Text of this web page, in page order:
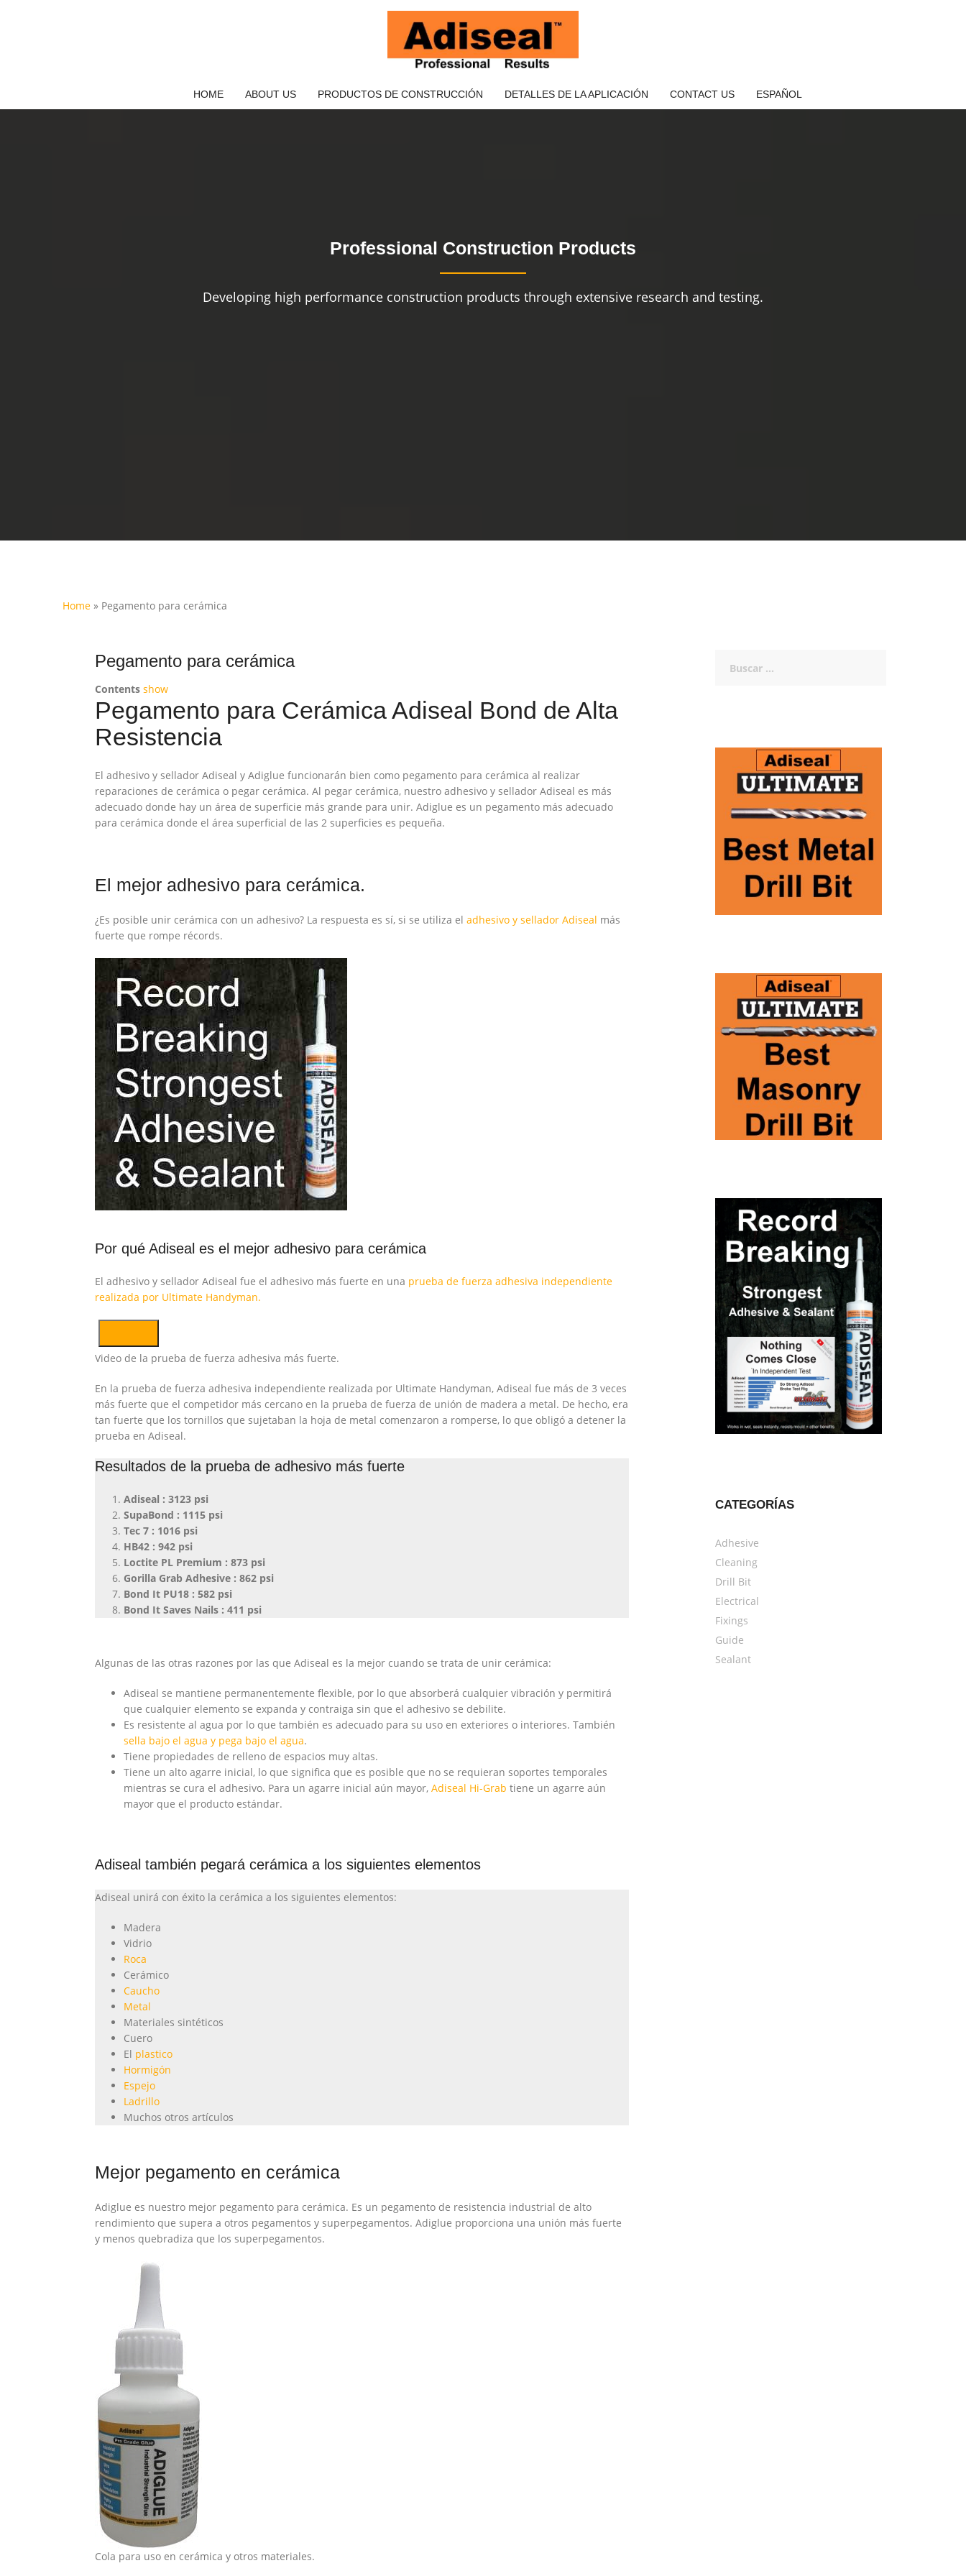
HOME ABOUT US PRODUCTOS DE CONSTRUCCIÓN DETALLES DE LA APLICACIÓN CONTACT US ESPAÑOL
Professional Construction Products
Developing high performance construction products through extensive research and testing.
Home » Pegamento para cerámica
Pegamento para cerámica
Contents show
Pegamento para Cerámica Adiseal Bond de Alta
Resistencia
El adhesivo y sellador Adiseal y Adiglue funcionarán bien como pegamento para cerámica al realizar
reparaciones de cerámica o pegar cerámica. Al pegar cerámica, nuestro adhesivo y sellador Adiseal es más
adecuado donde hay un área de superficie más grande para unir. Adiglue es un pegamento más adecuado
para cerámica donde el área superficial de las 2 superficies es pequeña.
El mejor adhesivo para cerámica.
¿Es posible unir cerámica con un adhesivo? La respuesta es sí, si se utiliza el adhesivo y sellador Adiseal más
fuerte que rompe récords.
Por qué Adiseal es el mejor adhesivo para cerámica
El adhesivo y sellador Adiseal fue el adhesivo más fuerte en una prueba de fuerza adhesiva independiente
realizada por Ultimate Handyman.
Video de la prueba de fuerza adhesiva más fuerte.
En la prueba de fuerza adhesiva independiente realizada por Ultimate Handyman, Adiseal fue más de 3 veces
más fuerte que el competidor más cercano en la prueba de fuerza de unión de madera a metal. De hecho, era
tan fuerte que los tornillos que sujetaban la hoja de metal comenzaron a romperse, lo que obligó a detener la
prueba en Adiseal.
Resultados de la prueba de adhesivo más fuerte
Adiseal : 3123 psi
SupaBond : 1115 psi
Tec 7 : 1016 psi
HB42 : 942 psi
Loctite PL Premium : 873 psi
Gorilla Grab Adhesive : 862 psi
Bond It PU18 : 582 psi
Bond It Saves Nails : 411 psi
Algunas de las otras razones por las que Adiseal es la mejor cuando se trata de unir cerámica:
Adiseal se mantiene permanentemente flexible, por lo que absorberá cualquier vibración y permitirá
que cualquier elemento se expanda y contraiga sin que el adhesivo se debilite.
Es resistente al agua por lo que también es adecuado para su uso en exteriores o interiores. También
sella bajo el agua y pega bajo el agua.
Tiene propiedades de relleno de espacios muy altas.
Tiene un alto agarre inicial, lo que significa que es posible que no se requieran soportes temporales
mientras se cura el adhesivo. Para un agarre inicial aún mayor, Adiseal Hi-Grab tiene un agarre aún
mayor que el producto estándar.
Adiseal también pegará cerámica a los siguientes elementos
Adiseal unirá con éxito la cerámica a los siguientes elementos:
Madera
Vidrio
Roca
Cerámico
Caucho
Metal
Materiales sintéticos
Cuero
El plastico
Hormigón
Espejo
Ladrillo
Muchos otros artículos
Mejor pegamento en cerámica
Adiglue es nuestro mejor pegamento para cerámica. Es un pegamento de resistencia industrial de alto
rendimiento que supera a otros pegamentos y superpegamentos. Adiglue proporciona una unión más fuerte
y menos quebradiza que los superpegamentos.
Cola para uso en cerámica y otros materiales.
CATEGORÍAS
Adhesive
Cleaning
Drill Bit
Electrical
Fixings
Guide
Sealant